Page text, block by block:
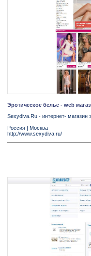
Эротическое белье - web
Sexydiva.Ru - интернет- магазин
Россия | Москва
http://www.sexydiva.ru/